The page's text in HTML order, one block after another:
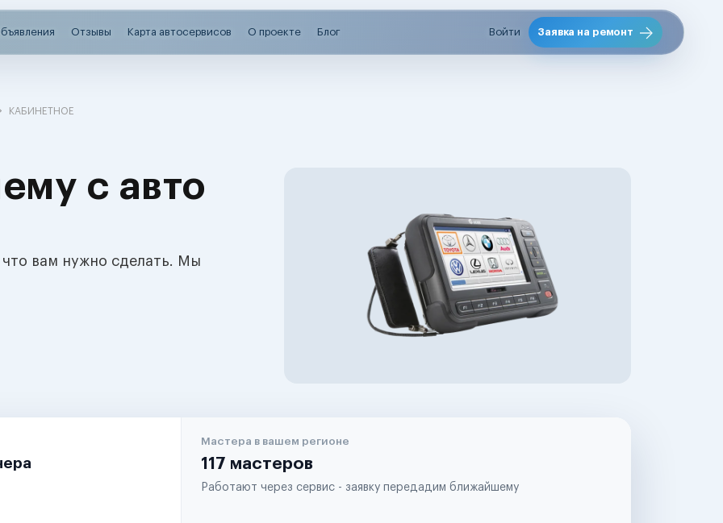
Отзывы Карта автосервисов О проекте Блог Войти Заявка на ремонт
КАБИНЕТНОЕ
с авто
вам нужно сделать. Мы
Мастера в вашем регионе
117 мастеров
Работают через сервис - заявку передадим ближайшему